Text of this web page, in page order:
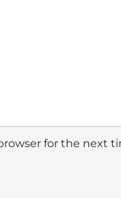
for the next